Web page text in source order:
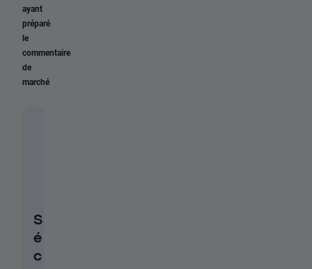
ayant
préparé
le
commentaire
de
marché
S
é
c